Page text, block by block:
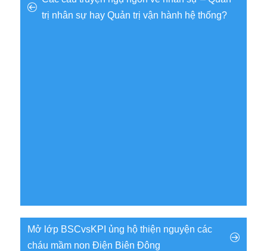
trị nhân sự hay Quản trị vận hành hệ thống?
Mở lớp BSCvsKPI ủng hộ thiện nguyện các
cháu mầm non Điện Biên Đông